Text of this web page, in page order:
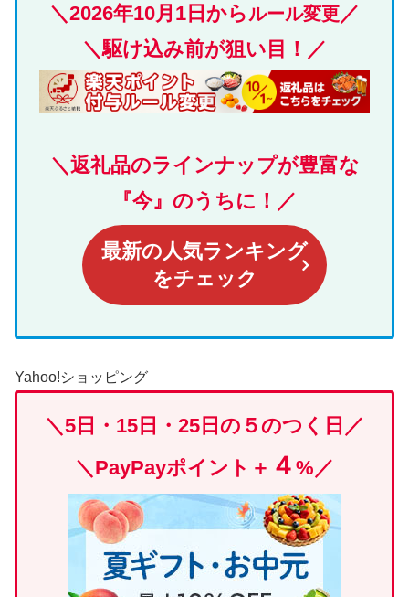
＼ 2026年10月1日からルール変更／
＼駆け込み前が狙い目！／
＼返礼品のラインナップが豊富な
『今』のうちに！／
最新の人気ランキング
をチェック
Yahoo!ショッピング
＼5日・15日・25日の５のつく日／
＼ PayPayポイント＋ ４ %／